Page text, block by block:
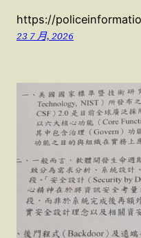
https://
23 7 月, 2026